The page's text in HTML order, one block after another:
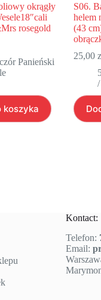
okrągły
rosegold
Panieński
koszyka
S06.
helem
(43
25,00
Kontact:
Telefon:
Email: